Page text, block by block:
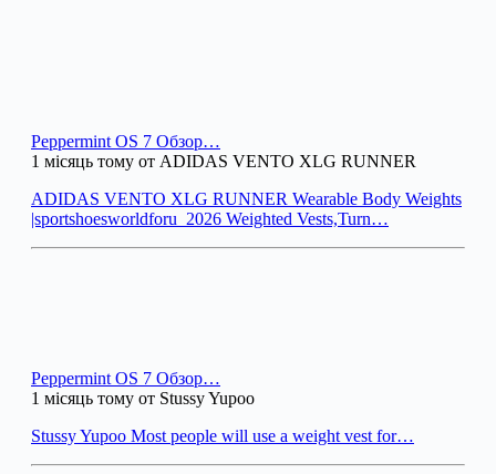
Peppermint OS 7 Обзор…
1 місяць тому от ADIDAS VENTO XLG RUNNER
ADIDAS VENTO XLG RUNNER Wearable Body Weights
|sportshoesworldforu_2026 Weighted Vests,Turn…
Peppermint OS 7 Обзор…
1 місяць тому от Stussy Yupoo
Stussy Yupoo Most people will use a weight vest for…